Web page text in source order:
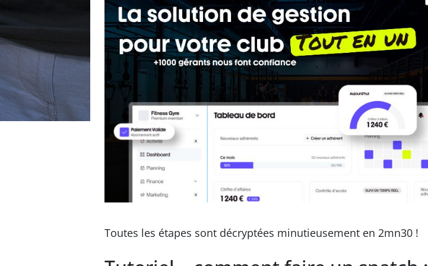
Toutes les étapes sont décryptées minutieusement en 2mn30 !